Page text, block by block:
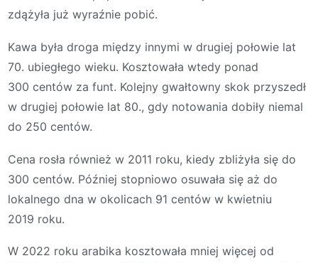
zdążyła już wyraźnie pobić.
Kawa była droga między innymi w drugiej połowie lat
70. ubiegłego wieku. Kosztowała wtedy ponad
300 centów za funt. Kolejny gwałtowny skok przyszedł
w drugiej połowie lat 80., gdy notowania dobiły niemal
do 250 centów.
Cena rosła również w 2011 roku, kiedy zbliżyła się do
300 centów. Później stopniowo osuwała się aż do
lokalnego dna w okolicach 91 centów w kwietniu
2019 roku.
W 2022 roku arabika kosztowała mniej więcej od